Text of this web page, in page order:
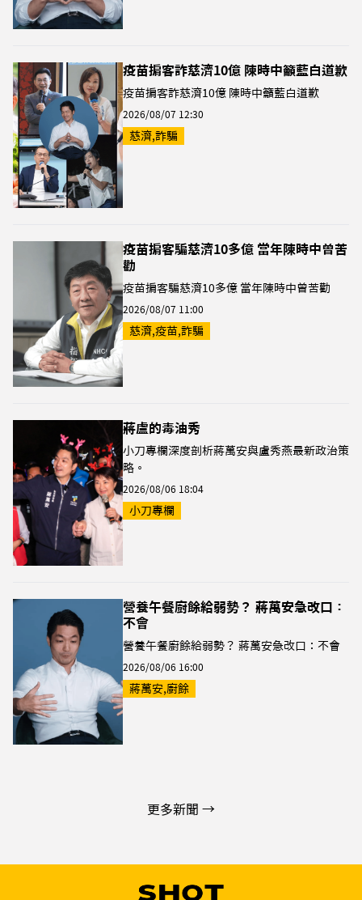
疫苗掮客詐慈濟10億 陳時中籲藍白道歉
疫苗掮客詐慈濟10億 陳時中籲藍白道歉
2026/08/07 12:30
慈濟,詐騙
疫苗掮客騙慈濟10多億 當年陳時中曾苦
勸
疫苗掮客騙慈濟10多億 當年陳時中曾苦勸
2026/08/07 11:00
慈濟,疫苗,詐騙
蔣盧的毒油秀
小刀專欄深度剖析蔣萬安與盧秀燕最新政治策
略。
2026/08/06 18:04
小刀專欄
營養午餐廚餘給弱勢？ 蔣萬安急改口：
不會
營養午餐廚餘給弱勢？ 蔣萬安急改口：不會
2026/08/06 16:00
蔣萬安,廚餘
更多新聞 →